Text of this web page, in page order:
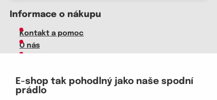
E-shop tak pohodlný jako naše spodní
prádlo
Informace o nákupu
Kontakt a pomoc
O nás
Velkoobchod
Vrácení zboží, reklamace